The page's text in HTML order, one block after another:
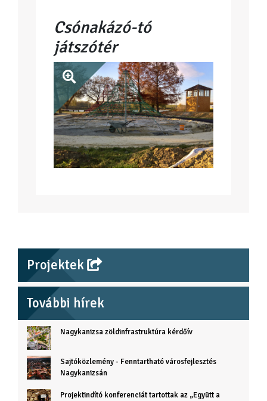
Csónakázó-tó
játszótér
Projektek
További hírek
Nagykanizsa zöldinfrastruktúra kérdőív
Sajtóközlemény - Fenntartható városfejlesztés
Nagykanizsán
Projektindító konferenciát tartottak az „Együtt a